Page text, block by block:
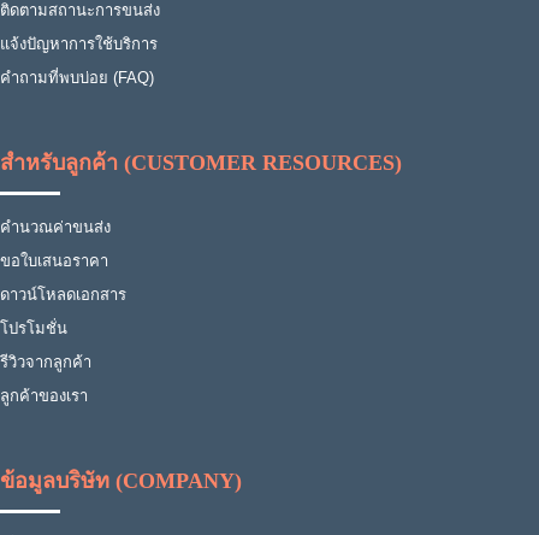
ติดตามสถานะการขนส่ง
แจ้งปัญหาการใช้บริการ
คำถามที่พบบ่อย (FAQ)
สำหรับลูกค้า (CUSTOMER RESOURCES)
คำนวณค่าขนส่ง
ขอใบเสนอราคา
ดาวน์โหลดเอกสาร
โปรโมชั่น
รีวิวจากลูกค้า
ลูกค้าของเรา
ข้อมูลบริษัท (COMPANY)